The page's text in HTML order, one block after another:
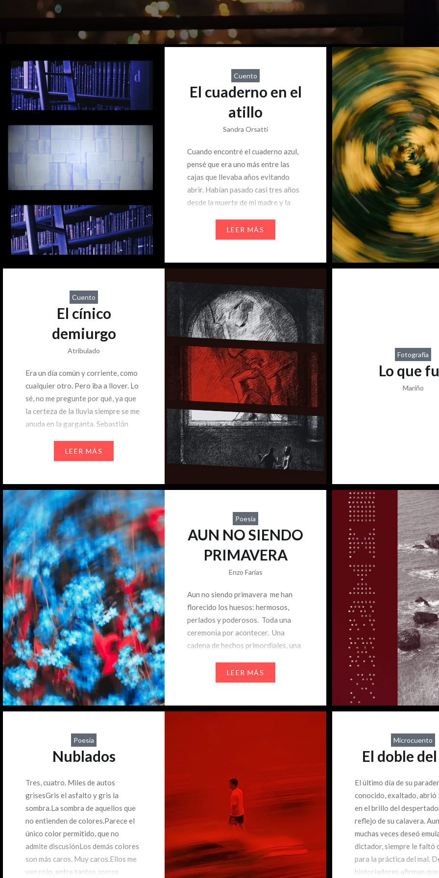
Cuento
El cuaderno en el
atillo
Sandra Orsatti
Cuando encontré el cuaderno azul,
pensé que era uno más entre las
cajas que llevaba años evitando
abrir. Habían pasado casi tres años
desde la muerte de mi madre y la
de pausa. Los platos que ella había
elegido continuaban en la alacena,
LEER MÁS
Cuento
El cínico
demiurgo
Atribulado
Era un día común y corriente, como
cualquier otro. Pero iba a llover. Lo
sé, no me pregunte por qué, ya que
la certeza de la lluvia siempre se me
anuda en la garganta. Sebastián
avenida. Aunque tardaría más en
llegar al arrabal sur donde vivía,
LEER MÁS
Fotografía
Lo que
Mariño
Poesía
AUN NO SIENDO
PRIMAVERA
Enzo Farías
Aun no siendo primavera me han
florecido los huesos: hermosos,
perlados y poderosos. Toda una
ceremonia por acontecer. Una
cadena de hechos primordiales, una
Cuando pediste una opinión, los
labios sellados e ignorantes fueron
LEER MÁS
Poesía
Nublados
Tres, cuatro. Miles de autos
grisesGris el asfalto y gris la
sombra.La sombra de aquellos que
no entienden de colores.Parece el
único color permitido, que no
admite discusiónLos demás colores
son más caros. Muy caros.Ellos me
ven rojo, entre tantos zorros
Microcuento
El doble
El último día de su
conocido, exaltado, abrió
en el brillo del
reflejo de su calavera.
muchas veces deseó
dictador, siempre le faltó
para la práctica del mal.
historiadores afirman